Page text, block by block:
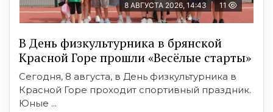
8 АВГУСТА 2026, 14:43 11
В День физкультурника в брянской
Красной Горе прошли «Весёлые старты»
Сегодня, 8 августа, в День физкультурника в
Красной Горе проходит спортивный праздник.
Юные ...